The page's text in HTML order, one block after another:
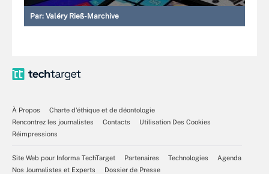
Par: Valéry Rieß-Marchive
À Propos
Charte d’éthique et de déontologie
Rencontrez les journalistes
Contacts
Utilisation Des Cookies
Réimpressions
Site Web pour Informa TechTarget Partenaires Technologies
Agenda
Nos Journalistes et Experts
Dossier de Presse